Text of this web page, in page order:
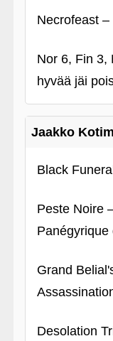
Necrofeast –
Nor 6, Fin 3,
hyvää jäi
Jaakko
Black
Peste Noire
Grand
Desolation